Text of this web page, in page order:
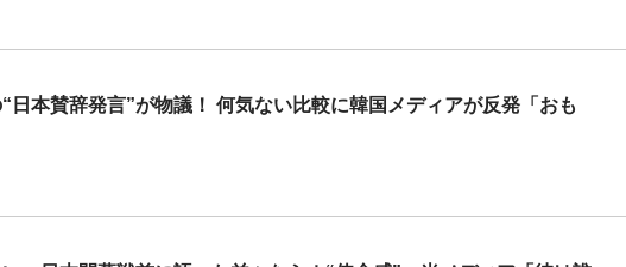
日本賛辞発言”が物議！ 何気ない比較に韓国メディアが反発「おも